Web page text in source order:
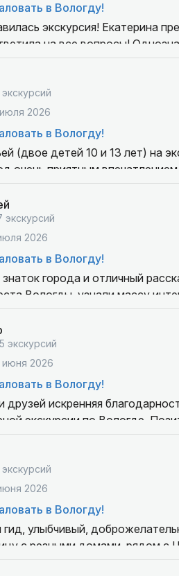
в Вологду!
экскурсия! Екатерина
на все вопросы!
2026
в Вологду!
6 июля.
очень приятным
внимательный,
)
незаметно и
(10 лет), который не такой
была приятно
рекомендую экскурсию с
экскурсий
2026
в Вологду!
города и отличный
Вологды, узнали массу
экскурсий
июня 2026
в Вологду!
друзей искренняя
экскурсии по Вологде.
ненастную погоду время
познавательна, благодаря
рекомендуем!
2026
в Вологду!
гид, улыбчивый,
с резными домами, рядом с